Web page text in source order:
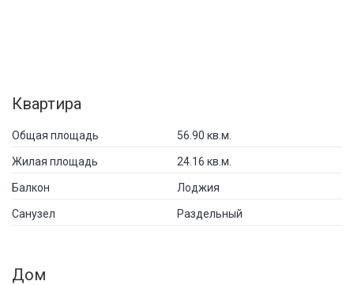
Квартира
Общая площадь 56.90 кв.м.
Жилая площадь 24.16 кв.м.
Балкон Лоджия
Санузел Раздельный
Дом